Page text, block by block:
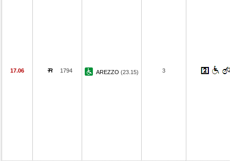
17.06 1794 AREZZO (23.15) 3